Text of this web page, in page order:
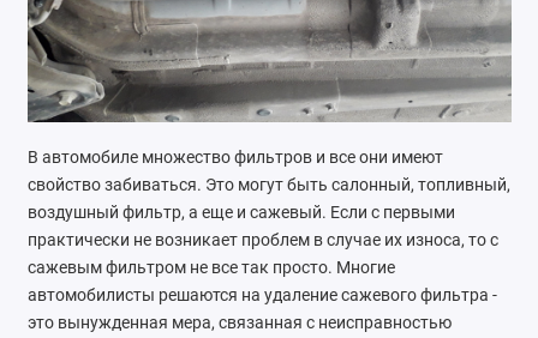
Ремонт тормозной системы
Ремонт трансмиссии
Техническое обслуживание
В автомобиле множество фильтров и все они имеют
свойство забиваться. Это могут быть салонный, топливный,
воздушный фильтр, а еще и сажевый. Если с первыми
практически не возникает проблем в случае их износа, то с
сажевым фильтром не все так просто. Многие
автомобилисты решаются на удаление сажевого фильтра -
это вынужденная мера, связанная с неисправностью